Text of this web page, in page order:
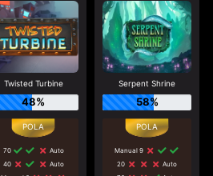
Twisted Turbine
48%
70
Auto
40
Auto
Serpent Shrine
58%
Manual 9
20
Auto